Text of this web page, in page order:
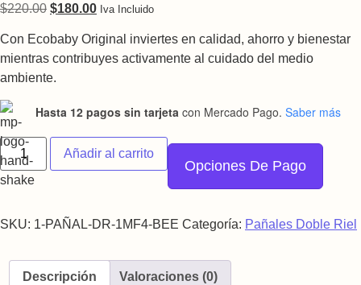
$220.00 Original price was: $220.00.
$180.00Current price is: $180.00.
Iva Incluido
Con Ecobaby Original inviertes en calidad, ahorro y bienestar
mientras contribuyes activamente al cuidado del medio
ambiente.
Hasta 12 pagos sin tarjeta con Mercado Pago. Saber más
Pañal de tela Doble Riel "Bee" cantidad
Añadir al carrito
Opciones De Pago
SKU: 1-PAÑAL-DR-1MF4-BEE Categoría: Pañales Doble Riel
Descripción Valoraciones (0)